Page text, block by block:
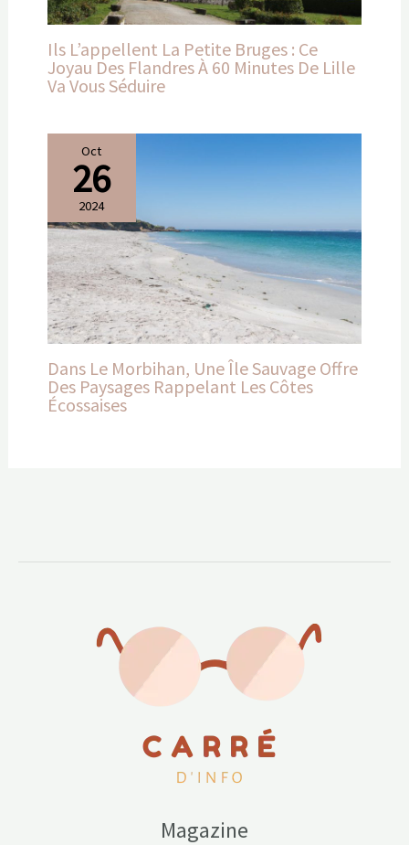
Ils L’appellent La Petite Bruges : Ce
Joyau Des Flandres À 60 Minutes De Lille
Va Vous Séduire
Oct
26
2024
Dans Le Morbihan, Une Île Sauvage Offre
Des Paysages Rappelant Les Côtes
Écossaises
Magazine